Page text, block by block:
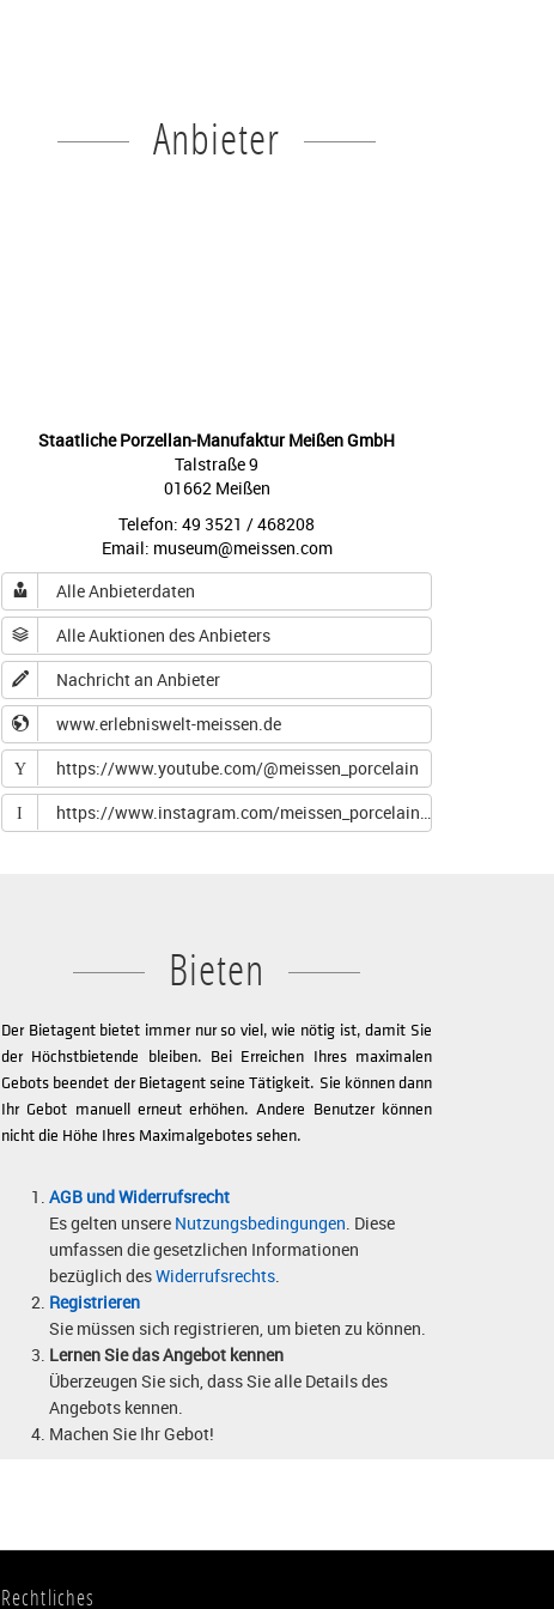
Anbieter
Staatliche Porzellan-Manufaktur Meißen GmbH
Talstraße 9
01662 Meißen
Telefon: 49 3521 / 468208
Email: museum@meissen.com
Alle Anbieterdaten
Alle Auktionen des Anbieters
Nachricht an Anbieter
www.erlebniswelt-meissen.de
Y https://www.youtube.com/@meissen_porcelain
I https://www.instagram.com/meissen_porcelain/?hl=de
Bieten
Der Bietagent bietet immer nur so viel, wie nötig ist, damit Sie
der Höchstbietende bleiben. Bei Erreichen Ihres maximalen
Gebots beendet der Bietagent seine Tätigkeit. Sie können dann
Ihr Gebot manuell erneut erhöhen. Andere Benutzer können
nicht die Höhe Ihres Maximalgebotes sehen.
AGB und Widerrufsrecht
Es gelten unsere Nutzungsbedingungen . Diese
umfassen die gesetzlichen Informationen
bezüglich desWiderrufsrechts
Registrieren
Sie müssen sich registrieren, um bieten zu können.
Lernen Sie das Angebot kennen
Überzeugen Sie sich, dass Sie alle Details des
Angebots kennen.
Machen Sie Ihr Gebot!
Rechtliches